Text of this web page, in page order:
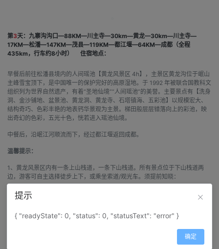
第3天：九寨沟沟口—88KM—川主寺—30km—黄龙—30km—川主寺—
17KM—松潘—147KM—茂县—119KM—都江堰—64KM—成都（全程
435km，行车约8小时）
住宿地点：
早餐后前往松潘县境内的人间瑶池【黄龙风景区 4h】，主景区黄龙沟位于岷山
主峰雪宝顶下，是中国唯一的保护完好的高原湿地。于 1992 年被联合国教科文
组织列为世界自然遗产，有着“圣地仙境”“人间瑶池”的美誉。主要景点有【洗身
洞、金沙铺地、盆景池、黄龙洞、黄龙寺、石塔镇海、五彩池】以规模宏大、
结构奇巧、色彩丰艳的地表钙华景观为主景。梯田般层层错落向上的彩池，映
出奇幻的色彩，五光十色，恍若进入瑶池仙境。
中餐后，沿岷江河顺流而下，经过都江堰返回成都。
温馨提示：
1、黄龙风景区内有一条上山栈道，一条下山栈道。所有景点位于下山栈道两
边，游客可自主选择徒步上下，或乘坐索道/观光车。须提前知晓：
2、费用不含（非必消）：黄龙索道上行 80 元/人、下行 40 元/人、保险10 元/
人、耳麦30元/人、景区观光车单边 20 元/人。索道将游客送至与最高点五彩池
站。
3、步行的游客沿上山栈道上，下山栈道下。往返 8.5KM，均为山路，海拔约
3010米-3930米。选择坐索道的游客，推荐沿下山栈道徒步下山（可一路观看
提示
{ "readyState": 0, "status": 0, "statusText": "error" }
确定